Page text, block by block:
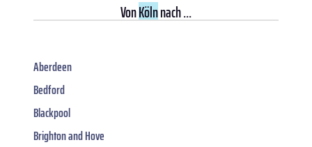
VonKölnnach ...
Aberdeen
Bedford
Blackpool
Brighton and Hove